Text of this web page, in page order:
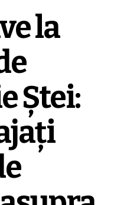
la
Ștei: